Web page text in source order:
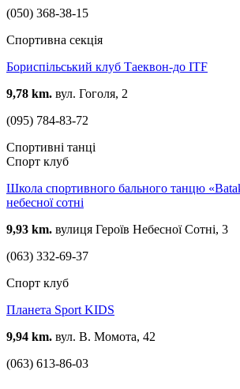
(050) 368-38-15
Спортивна секція
Бориспільський клуб Таеквон-до ITF
9,78 km. вул. Гоголя, 2
(095) 784-83-72
Спортивні танці
Спорт клуб
Школа спортивного бального танцю
небесної сотні
9,93 km. вулиця Героїв Небесної Сотні, 3
(063) 332-69-37
Спорт клуб
Планета Sport KIDS
9,94 km. вул. В. Момота, 42
(063) 613-86-03